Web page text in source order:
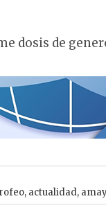
dosis de
, actualidad,